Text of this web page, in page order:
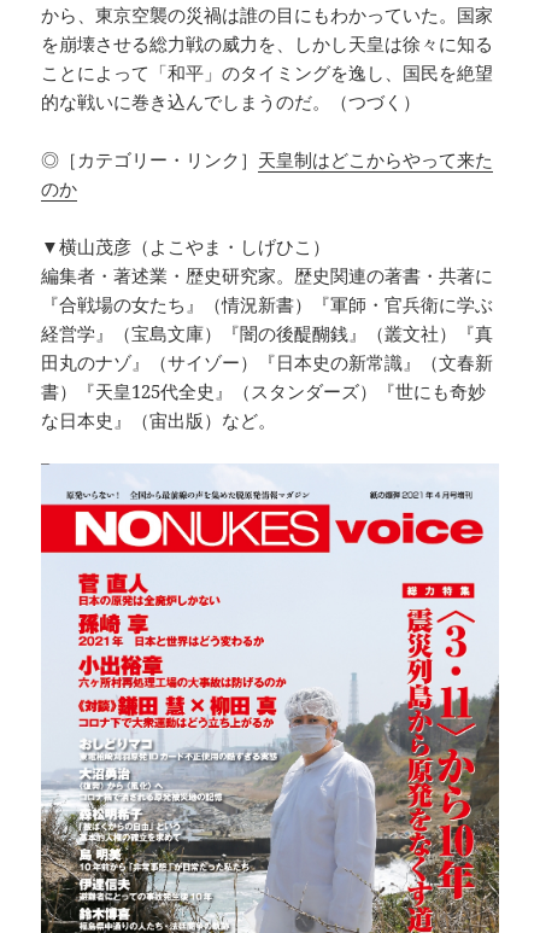
から、東京空襲の災禍は誰の目にもわかっていた。国家
を崩壊させる総力戦の威力を、しかし天皇は徐々に知る
ことによって「和平」のタイミングを逸し、国民を絶望
的な戦いに巻き込んでしまうのだ。（つづく）
◎［カテゴリー・リンク］ 天皇制はどこからやって来た
のか
▼横山茂彦（よこやま・しげひこ）
編集者・著述業・歴史研究家。歴史関連の著書・共著に
『合戦場の女たち』（情況新書）『軍師・官兵衛に学ぶ
経営学』（宝島文庫）『闇の後醍醐銭』（叢文社）『真
田丸のナゾ』（サイゾー）『日本史の新常識』（文春新
書）『天皇125代全史』（スタンダーズ）『世にも奇妙
な日本史』（宙出版）など。